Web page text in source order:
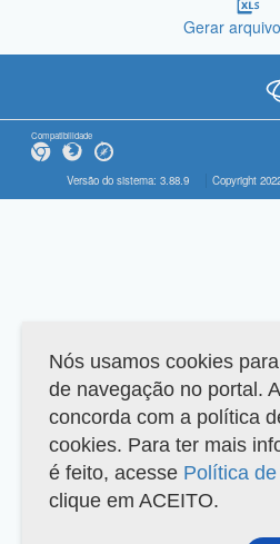
Gerar
Compatibilidade
Versão do sistema: 3.88.9 Copyright
Nós usamos cookies
de navegação no portal.
concorda com a política
cookies. Para ter mais
é feito, acesse Política
clique em ACEITO.